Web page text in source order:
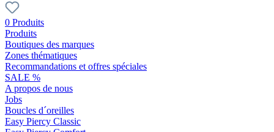
0 Produits
Produits
Boutiques des marques
Zones thématiques
Recommandations et offres spéciales
SALE %
A propos de nous
Jobs
Boucles d´oreilles
Easy Piercy Classic